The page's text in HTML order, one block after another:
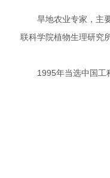
旱地农业专家，主要
联科学院植物生理研究
1995年当选中国工